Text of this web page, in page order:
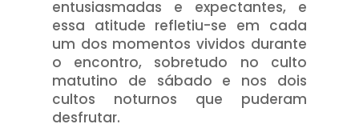
entusiasmadas e expectantes, e
essa atitude refletiu-se em cada
um dos momentos vividos durante
o encontro, sobretudo no culto
matutino de sábado e nos dois
cultos noturnos que puderam
desfrutar.